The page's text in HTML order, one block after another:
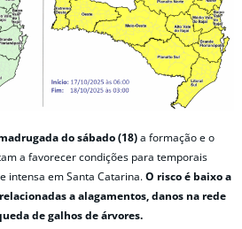
do sábado (18)a formação e o
a favorecer condições para temporais
intensa em Santa Catarina.O risco é baixo a
a alagamentos, danos na rede
de galhos de árvores.